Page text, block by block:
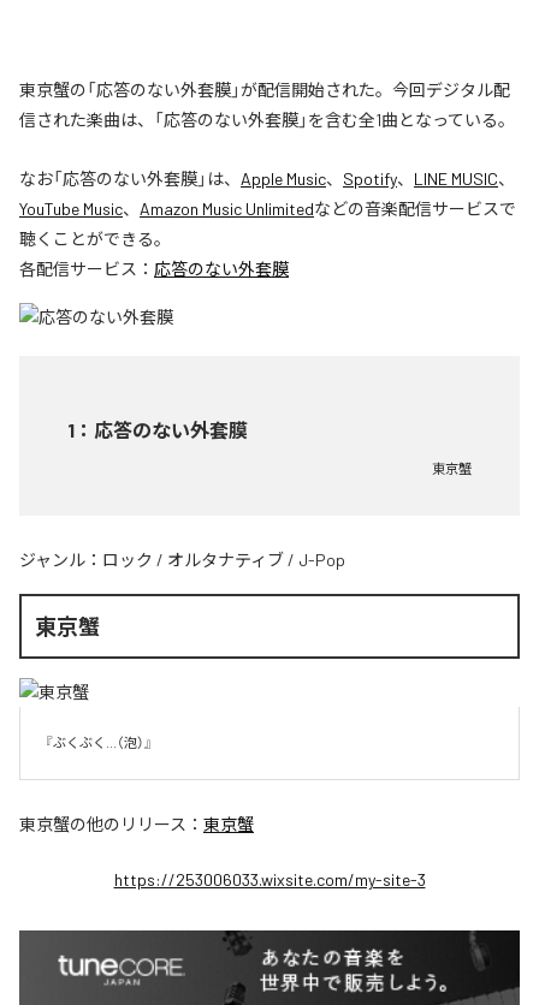
東京蟹の「応答のない外套膜」が配信開始された。今回デジタル配
信された楽曲は、「応答のない外套膜」を含む全1曲となっている。
なお「応答のない外套膜」は、 Apple Music、 Spotify、 LINE MUSIC、
YouTube Music、 Amazon Music Unlimitedなどの音楽配信サービスで
聴くことができる。
各配信サービス： 応答のない外套膜
1 ： 応答のない外套膜
東京蟹
ジャンル： ロック / オルタナティブ / J-Pop
東京蟹
『ぶくぶく...（泡）』
東京蟹の他のリリース： 東京蟹
https://253006033.wixsite.com/my-site-3